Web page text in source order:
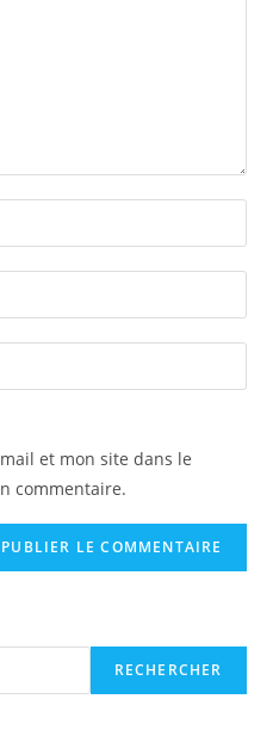
et mon site dans le
commentaire.
RECHERCHER